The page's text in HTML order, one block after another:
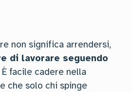
non significa arrendersi,
di lavorare seguendo
È facile cadere nella
che solo chi spinge